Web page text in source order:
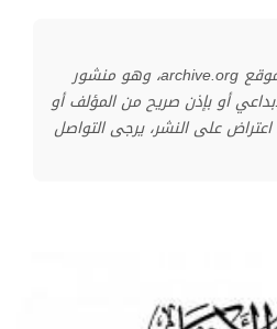
تم جلب هذا الكتاب من موقع archive.org، وهو منشور
أو بإذن صريح من المؤلف أو
على النشر، يرجى التواصل